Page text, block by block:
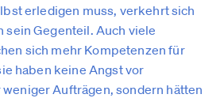
erledigen muss, verkehrt sich
sein Gegenteil. Auch viele
sich mehr Kompetenzen für
haben keine Angst vor
Aufträgen, sondern hätten